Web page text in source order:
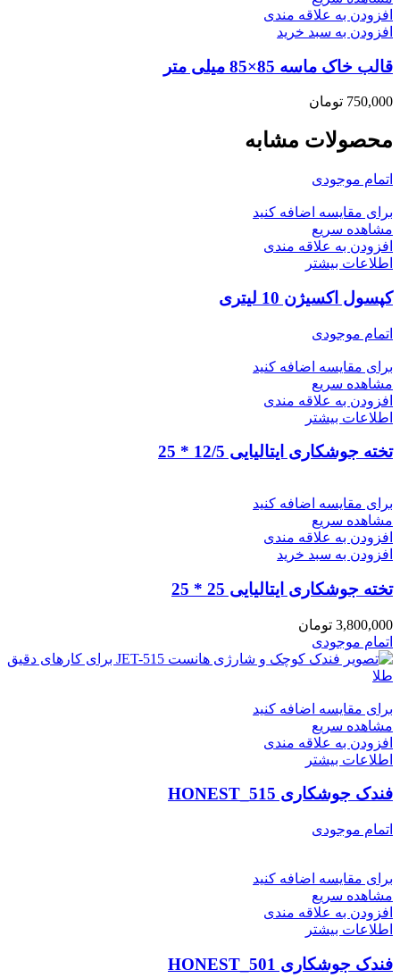
افزودن به علاقه مندی
افزودن به سبد خرید
قالب خاک ماسه 85×85 میلی متر
750,000 تومان
محصولات مشابه
اتمام موجودی
برای مقایسه اضافه کنید
مشاهده سریع
افزودن به علاقه مندی
اطلاعات بیشتر
کپسول اکسیژن 10 لیتری
اتمام موجودی
برای مقایسه اضافه کنید
مشاهده سریع
افزودن به علاقه مندی
اطلاعات بیشتر
تخته جوشکاری ایتالیایی 12/5 * 25
برای مقایسه اضافه کنید
مشاهده سریع
افزودن به علاقه مندی
افزودن به سبد خرید
تخته جوشکاری ایتالیایی 25 * 25
3,800,000 تومان
اتمام موجودی
برای مقایسه اضافه کنید
مشاهده سریع
افزودن به علاقه مندی
اطلاعات بیشتر
فندک جوشکاری HONEST_515
اتمام موجودی
برای مقایسه اضافه کنید
مشاهده سریع
افزودن به علاقه مندی
اطلاعات بیشتر
فندک جوشکاری HONEST_501